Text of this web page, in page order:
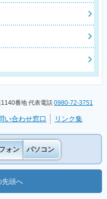
番地 代表電話 0980-72-3751
い合わせ窓口 リンク集
ォン パソコン
先頭へ